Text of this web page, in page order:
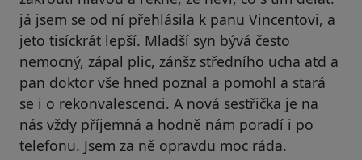
já jsem se od ní přehlásila k panu Vincentovi, a
jeto tisíckrát lepší. Mladší syn bývá često
nemocný, zápal plic, zánšz středního ucha atd a
pan doktor vše hned poznal a pomohl a stará
se i o rekonvalescenci. A nová sestřička je na
nás vždy příjemná a hodně nám poradí i po
telefonu. Jsem za ně opravdu moc ráda.